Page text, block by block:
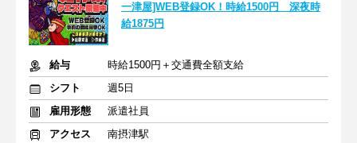
一津屋]WEB登録OK！時給1500円 深夜時
給1875円
給与
時給1500円＋交通費全額支給
シフト
週5日
雇用形態
派遣社員
アクセス
南摂津駅